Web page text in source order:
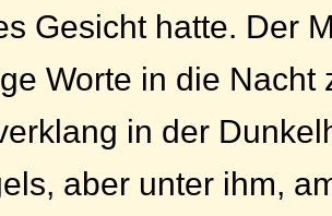
Gesicht hatte. Der
Worte in die Nacht
in der
aber unter ihm,